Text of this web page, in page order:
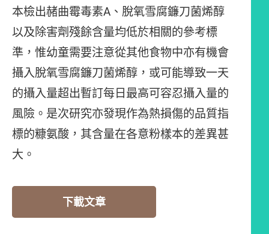
本檢出赭曲霉毒素A、脫氧雪腐鐮刀菌烯醇
以及除害劑殘餘含量均低於相關的參考標
準，惟幼童需要注意從其他食物中亦有機會
攝入脫氧雪腐鐮刀菌烯醇，或可能導致一天
的攝入量超出暫訂每日最高可容忍攝入量的
風險。是次研究亦發現作為熱損傷的品質指
標的糠氨酸，其含量在各意粉樣本的差異甚
大。
下載文章